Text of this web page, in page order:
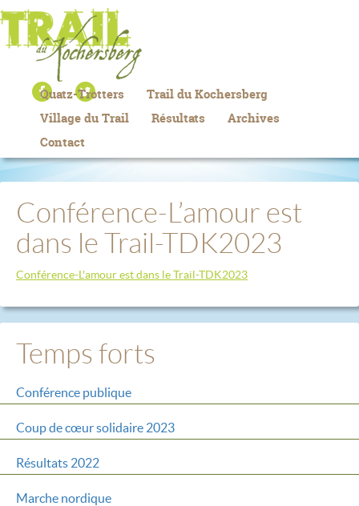
Quatz-Trotters
Trail du Kochersberg
Village du Trail
Résultats
Archives
Contact
Conférence-L’amour est
dans le Trail-TDK2023
Conférence-L'amour est dans le Trail-TDK2023
Temps forts
Conférence publique
Coup de cœur solidaire 2023
Résultats 2022
Marche nordique